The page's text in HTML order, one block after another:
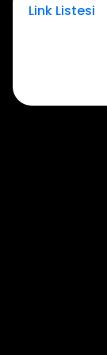
Link Listesi